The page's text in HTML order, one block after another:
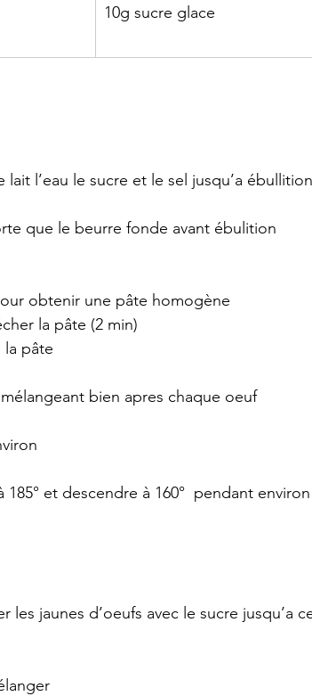
10g sucre glace
l’eau le sucre et le sel jusqu’a ébullition
que le beurre fonde avant ébulition
obtenir une pâte homogène
la pâte (2 min)
la pâte
bien apres chaque oeuf
et descendre à 160°  pendant
les jaunes d’oeufs avec le sucre jusqu’a